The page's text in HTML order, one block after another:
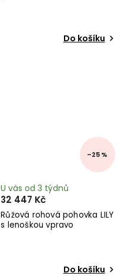
Do košíku
–25 %
Růžová rohová pohovka LILY
s lenoškou vpravo
U vás od 3 týdnů
32 447 Kč
Do košíku